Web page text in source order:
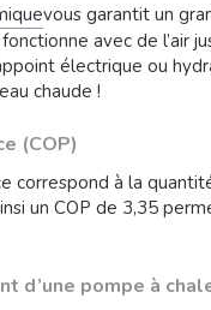
vous garantit un
avec de l’air
électrique ou
chaude !
(COP)
correspond à la
un COP de 3,35
d’une pompe à